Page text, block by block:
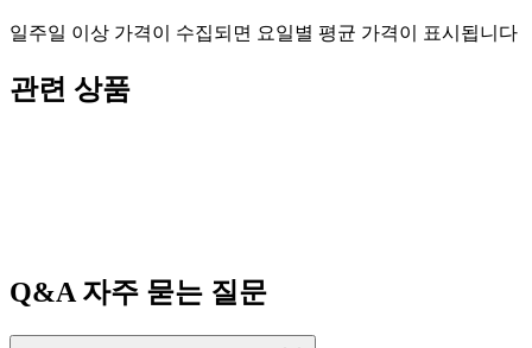
일주일 이상 가격이 수집되면 요일별 평균 가격이 표시됩니다
관련 상품
Q&A자주 묻는 질문